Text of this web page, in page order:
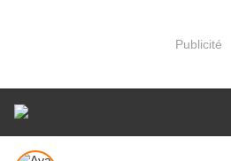
Publicité